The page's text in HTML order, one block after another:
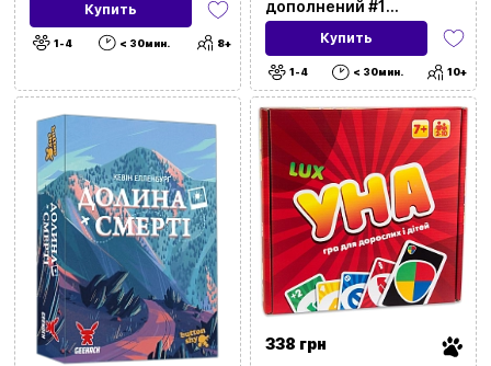
Купить
1-4 < 30мин. 8+
дополнений #1
(Battlecrest: Expansion
Collection #1)
Купить
1-4 < 30мин. 10+
338 грн